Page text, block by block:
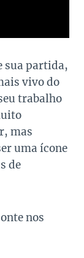
sua partida,
vivo do
trabalho
mas
uma ícone
de
nos